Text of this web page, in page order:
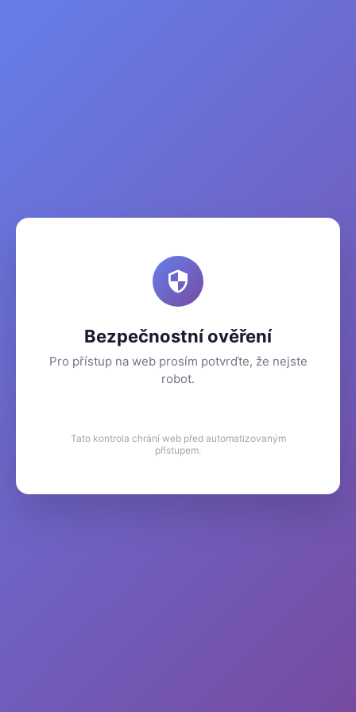
Bezpečnostní ověření
Pro přístup na web prosím potvrďte, že nejste
robot.
Tato kontrola chrání web před automatizovaným
přístupem.